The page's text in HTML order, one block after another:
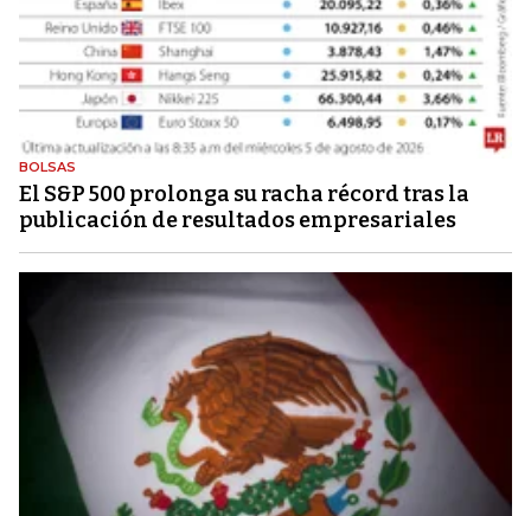
BOLSAS
El S&P 500 prolonga su racha récord tras la
publicación de resultados empresariales